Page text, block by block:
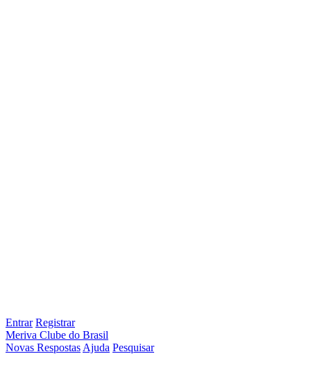
Entrar Registrar
Meriva Clube do Brasil
Novas Respostas Ajuda Pesquisar